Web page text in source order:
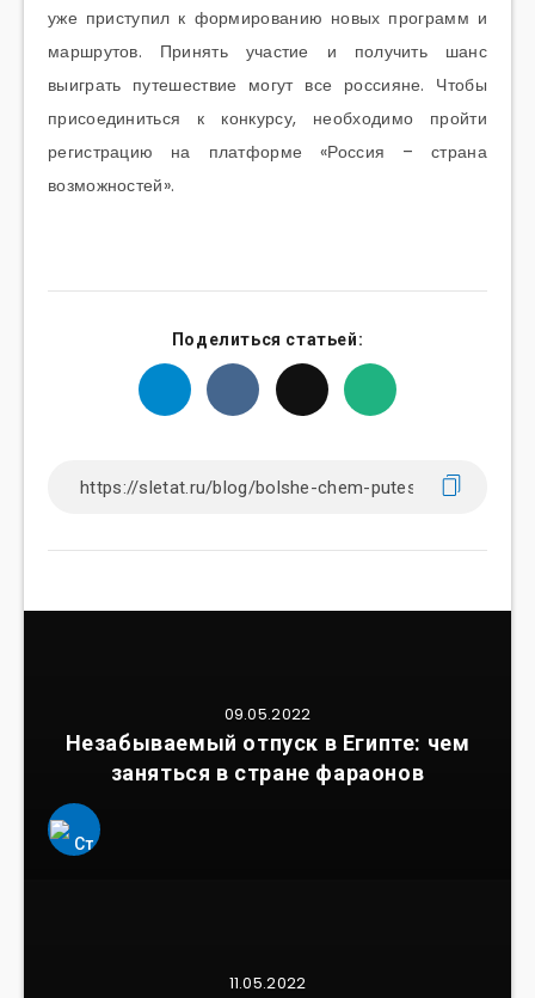
уже приступил к формированию новых программ и
маршрутов. Принять участие и получить шанс
выиграть путешествие могут все россияне. Чтобы
присоединиться к конкурсу, необходимо пройти
регистрацию на платформе «Россия – страна
возможностей».
Поделиться статьей:
09.05.2022
Незабываемый отпуск в Египте: чем
заняться в стране фараонов
11.05.2022